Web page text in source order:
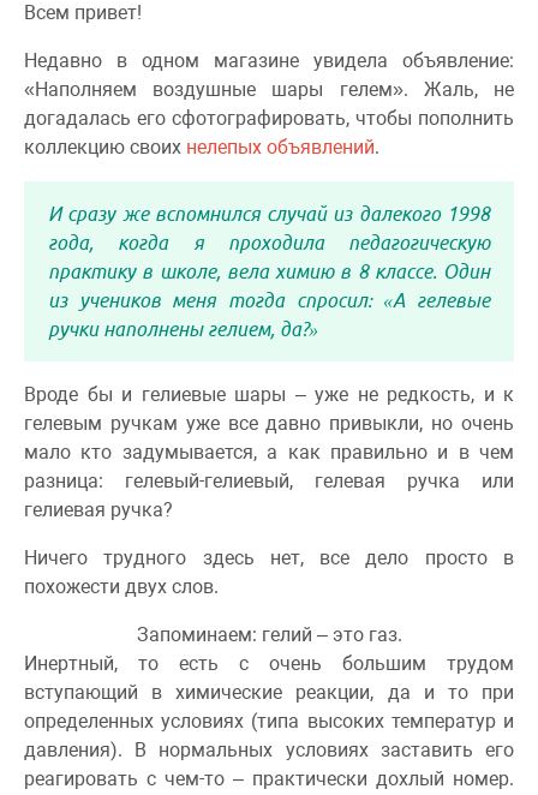
Всем привет!
Недавно в одном магазине увидела объявление:
«Наполняем воздушные шары гелем». Жаль, не
догадалась его сфотографировать, чтобы пополнить
коллекцию своих нелепых объявлений.
И сразу же вспомнился случай из далекого 1998
года, когда я проходила педагогическую
практику в школе, вела химию в 8 классе. Один
из учеников меня тогда спросил: «А гелевые
ручки наполнены гелием, да?»
Вроде бы и гелиевые шары – уже не редкость, и к
гелевым ручкам уже все давно привыкли, но очень
мало кто задумывается, а как правильно и в чем
разница: гелевый-гелиевый, гелевая ручка или
гелиевая ручка?
Ничего трудного здесь нет, все дело просто в
похожести двух слов.
Запоминаем: гелий – это газ.
Инертный, то есть с очень большим трудом
вступающий в химические реакции, да и то при
определенных условиях (типа высоких температур и
давления). В нормальных условиях заставить его
реагировать с чем-то – практически дохлый номер.